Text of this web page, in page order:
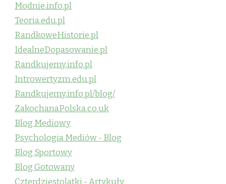
Modnie.info.pl
Teoria.edu.pl
RandkoweHistorie.pl
IdealneDopasowanie.pl
Randkujemy.info.pl
Introwertyzm.edu.pl
Randkujemy.info.pl/blog/
ZakochanaPolska.co.uk
Blog Mediowy
Psychologia Mediów - Blog
Blog Sportowy
Blog Gotowany
Czterdziestolatki - Artykuły